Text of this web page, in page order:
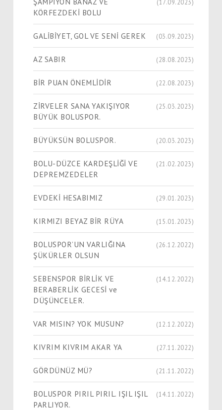
KÖRFEZDEKİ BOLU
(17.09.2023)
GALİBİYET, GOL VE SENİ GEREK (03.09.2023)
AZ SABIR (28.08.2023)
BİR PUAN ÖNEMLİDİR (22.08.2023)
ZİRVELER SANA YAKIŞIYOR
BÜYÜK BOLUSPOR.
(25.03.2023)
BÜYÜKSÜN BOLUSPOR. (20.03.2023)
BOLU-DÜZCE KARDEŞLİĞİ VE
DEPREMZEDELER
(21.02.2023)
EVDEKİ HESABIMIZ (29.01.2023)
KIRMIZI BEYAZ BİR RÜYA (15.01.2023)
BOLUSPOR’UN VARLIĞINA
ŞÜKÜRLER OLSUN
(26.12.2022)
SEBENSPOR BİRLİK VE
BERABERLİK GECESİ ve
DÜŞÜNCELER.
(14.12.2022)
VAR MISIN? YOK MUSUN? (12.12.2022)
KIVRIM KIVRIM AKAR YA (27.11.2022)
GÖRDÜNÜZ MÜ? (21.11.2022)
BOLUSPOR PIRIL PIRIL. IŞIL IŞIL
PARLIYOR.
(14.11.2022)